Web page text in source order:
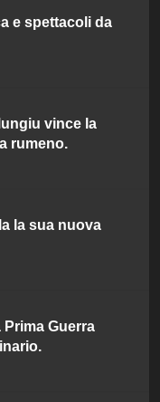
e spettacoli da
vince la
rumeno.
la sua nuova
Prima Guerra